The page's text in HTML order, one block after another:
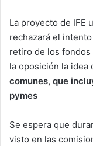
La proyecto de IFE
rechazará el
retiro de los
la oposición la idea
comunes, que
pymes
Se espera que
visto en las